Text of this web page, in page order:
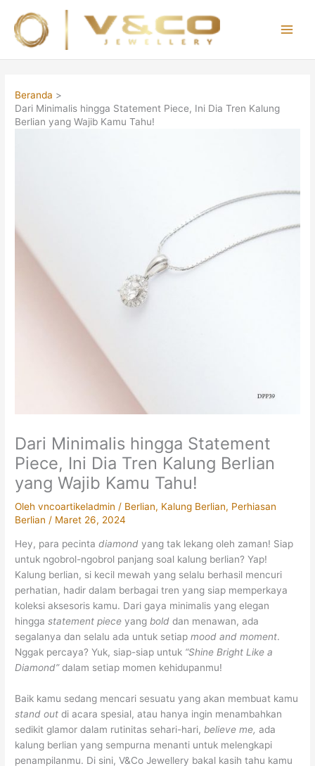
konten
Beranda
Dari Minimalis hingga Statement Piece, Ini Dia Tren Kalung
Berlian yang Wajib Kamu Tahu!
Dari Minimalis hingga Statement
Piece, Ini Dia Tren Kalung Berlian
yang Wajib Kamu Tahu!
Olehvncoartikeladmin / Berlian, Kalung Berlian, Perhiasan
Berlian / Maret 26, 2024
Hey, para pecintadiamond yang tak lekang oleh zaman! Siap
untuk ngobrol-ngobrol panjang soal kalung berlian? Yap!
Kalung berlian, si kecil mewah yang selalu berhasil mencuri
perhatian, hadir dalam berbagai tren yang siap memperkaya
koleksi aksesoris kamu. Dari gaya minimalis yang elegan
hinggastatement piece yangbold dan menawan, ada
segalanya dan selalu ada untuk setiapmood and moment.
Nggak percaya? Yuk, siap-siap untuk “Shine Bright Like a
Diamond”dalam setiap momen kehidupanmu!
Baik kamu sedang mencari sesuatu yang akan membuat kamu
stand out di acara spesial, atau hanya ingin menambahkan
sedikit glamor dalam rutinitas sehari-hari, believe me, ada
kalung berlian yang sempurna menanti untuk melengkapi
penampilanmu. Di sini, V&Co Jewellery bakal kasih tahu kamu